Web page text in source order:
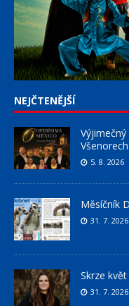
NEJČTENĚJŠÍ
Všenorech
5. 8. 2026
Měsíčník
31. 7. 2026
Skrze
31. 7. 2026